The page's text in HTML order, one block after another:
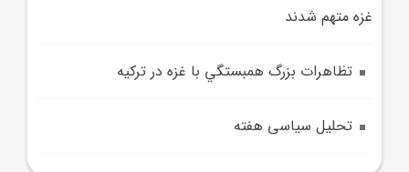
غزه متهم شدند
تظاهرات بزرگ همبستگي با غزه در ترکيه
تحلیل سیاسی هفته